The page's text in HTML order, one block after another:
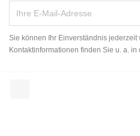
Sie können Ihr Einverständnis jederzeit
Kontaktinformationen finden Sie u. a.